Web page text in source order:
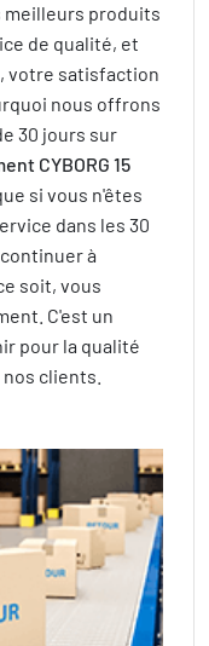
meilleurs produits
de qualité, et
votre satisfaction
nous offrons
30 jours sur
CYBORG 15
si vous n'êtes
dans les 30
à
soit, vous
C'est un
pour la qualité
clients.